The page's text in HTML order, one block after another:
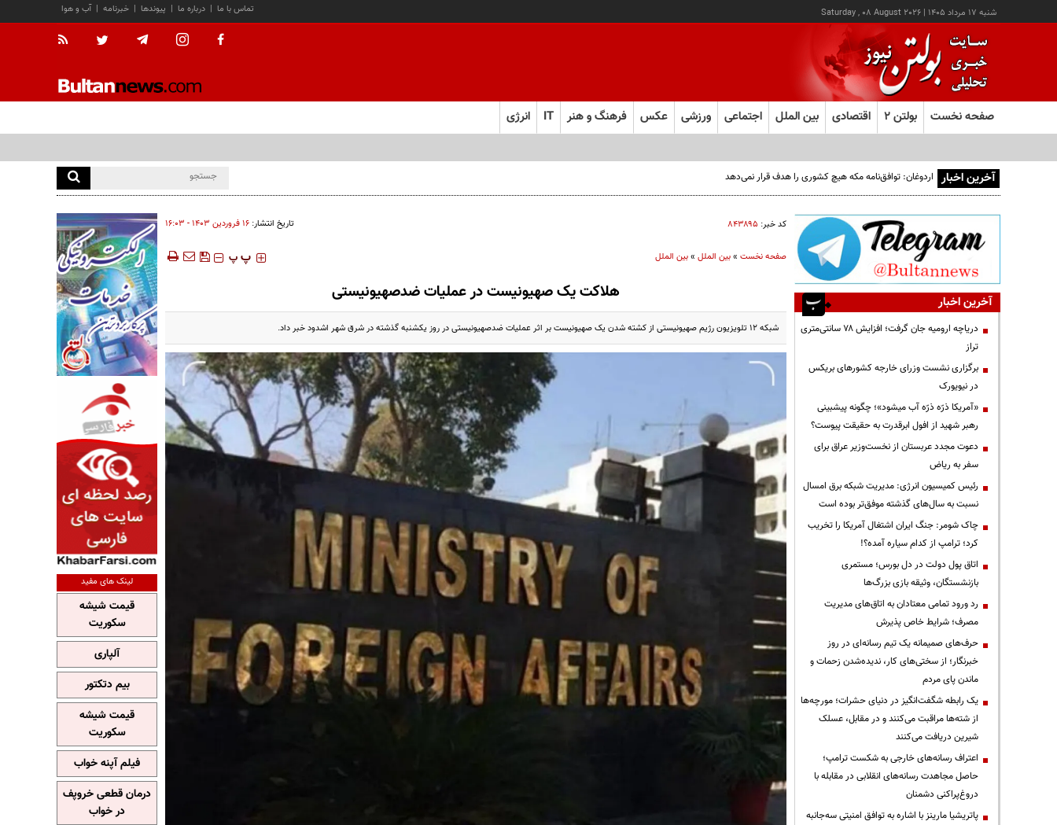
شنبه ۱۷ مرداد ۱۴۰۵ |
Saturday , 08 August 2026 آب و هوا | خبرنامه | پیوندها | درباره ما | تماس با ما
صفحه نخست بولتن ۲ اقتصادی بین الملل اجتماعی ورزشی عکس فرهنگ و هنر IT انرژی
آخرین اخبار اردوغان: توافق‌نامه مکه هیچ کشوری را هدف قرار نمی‌دهد
کد خبر: ۸۴۳۸۹۵ تاریخ انتشار: ۱۶ فروردين ۱۴۰۳ - ۱۶:۰۳
صفحه نخست»بین الملل»بین الملل ‍‍‍ پ پ
هلاکت یک صهیونیست در عملیات ضدصهیونیستی
شبکه ۱۲ تلویزیون رژیم صهیونیستی از کشته شدن یک صهیونیست بر اثر عملیات ضدصهیونیستی در روز یکشنبه گذشته در شرق شهر اشدود خبر داد.
آخرین اخبار
دریاچه ارومیه جان گرفت؛ افزایش ۷۸ سانتی‌متری
تراز
برگزاری نشست وزرای خارجه کشورهای بریکس
در نیویورک
«آمریکا ذرّه ذرّه آب میشود»؛ چگونه پیشبینی
رهبر شهید از افول ابرقدرت به حقیقت پیوست؟
دعوت مجدد عربستان از نخست‌وزیر عراق برای
سفر به ریاض
رئیس کمیسیون انرژی: مدیریت شبکه برق امسال
نسبت به سال‌های گذشته موفق‌تر بوده است
چاک شومر: جنگ ایران اشتغال آمریکا را تخریب
کرد؛ ترامپ از کدام سیاره آمده؟!
اتاق پول دولت در دل بورس؛ مستمری
بازنشستگان، وثیقه بازی بزرگ‌ها
رد ورود تمامی معتادان به اتاق‌های مدیریت
مصرف؛ شرایط خاص پذیرش
حرف‌های صمیمانه یک تیم رسانه‌ای در روز
خبرنگار؛ از سختی‌های کار، ندیده‌شدن زحمات و
ماندن پای مردم
یک رابطه شگفت‌انگیز در دنیای حشرات؛ مورچه‌ها
از شته‌ها مراقبت می‌کنند و در مقابل، عسلک
شیرین دریافت می‌کنند
اعتراف رسانه‌های خارجی به شکست ترامپ؛
حاصل مجاهدت رسانه‌های انقلابی در مقابله با
دروغ‌پراکنی دشمنان
پاتریشیا مارینز با اشاره به توافق امنیتی سه‌جانبه
لینک های مفید
قیمت شیشه
سکوریت
آلپاری
بیم دتکتور
قیمت شیشه
سکوریت
فیلم آپنه خواب
درمان قطعی خروپف
در خواب